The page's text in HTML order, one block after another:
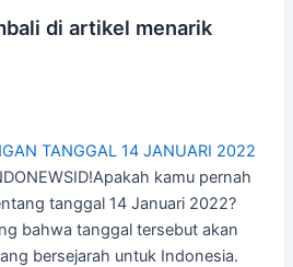
di artikel menarik
TANGGAL 14 JANUARI 2022
kamu pernah
tanggal 14 Januari 2022?
bahwa tanggal tersebut akan
bersejarah untuk Indonesia.